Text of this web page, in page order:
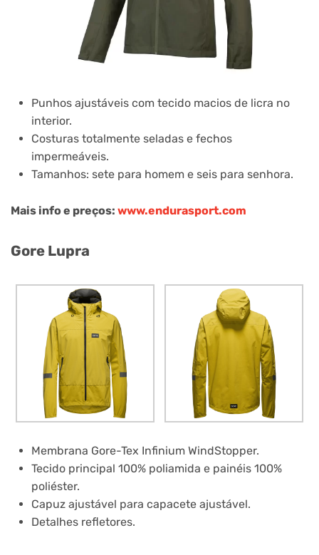
Punhos ajustáveis ​​com tecido macios de licra no
interior.
Costuras totalmente seladas e fechos
impermeáveis.
Tamanhos: sete para homem e seis para senhora.
Mais info e preços: www.endurasport.com
Gore Lupra
Membrana Gore-Tex Infinium WindStopper.
Tecido principal 100% poliamida e painéis 100%
poliéster.
Capuz ajustável para capacete ajustável.
Detalhes refletores.